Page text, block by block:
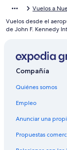
(BOG) a Nueva
Vuelos de
Vuelos de Buffalo
Vuelos de
Vuelos a
Vuelos desde el
de John F. Kennedy
Compañía
Quiénes somos
Empleo
Anunciar una
Propuestas